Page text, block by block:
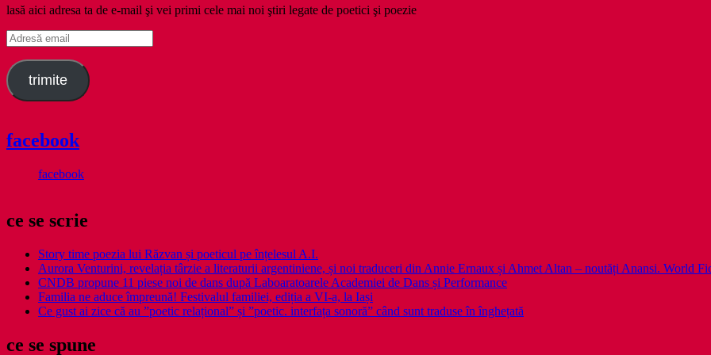
lasă aici adresa ta de e-mail şi vei primi cele mai noi ştiri legate de poetici şi poezie
Adresă
email
trimite
facebook
facebook
ce se scrie
Story time poezia lui Răzvan și poeticul pe înțelesul A.I.
Aurora Venturini, revelația târzie a literaturii argentiniene, și noi traduceri din Annie Ernaux și Ahmet Altan – noutăți Anansi. World
CNDB propune 11 piese noi de dans după Laboaratoarele Academiei de Dans și Performance
Familia ne aduce împreună! Festivalul familiei, ediția a VI-a, la Iași
Ce gust ai zice că au ”poetic relațional” și ”poetic. interfața sonoră” când sunt traduse în înghețată
ce se spune